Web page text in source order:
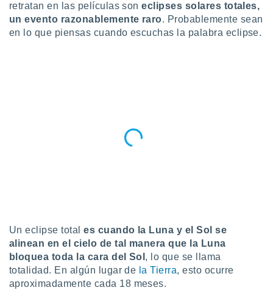
y
cookies
aceptar
de
retratan en las películas soneclipses solares totales,
un evento razonablemente raro. Probablemente sean
en lo que piensas cuando escuchas la palabra eclipse.
Un eclipse totales cuando la Luna y el Sol se
alinean en el cielo de tal manera que la Luna
bloquea toda la cara del Sol , lo que se llama
totalidad. En algún lugar de la Tierra, esto ocurre
aproximadamente cada 18 meses.